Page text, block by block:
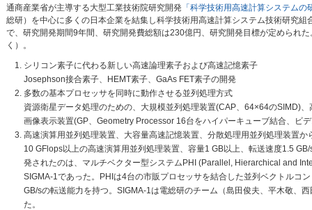
通商産業省が主導する大型工業技術院研究開発 「科学技術用高速計算システムの
総研）を中心に多くの日本企業を結集し科学技術用高速計算システム技術研究
で、研究開発期間9年間、研究開発費総額は230億円、研究開発目標が定められ
く）。
シリコン素子に代わる新しい高速論理素子および高速記憶素子
Josephson接合素子、HEMT素子、GaAs FET素子の開発
多数の基本プロセッサを同時に動作させる並列処理方式
資源衛星データ処理のための、大規模並列処理装置(CAP、64×64のSIMD)
画像表示装置(GP、Geometry Processor 16台をハイパーキューブ結合、ビ
高速演算用並列処理装置、大容量高速記憶装置、分散処理用並列処理装置か
10 GFlops以上の高速演算用並列処理装置、容量1 GB以上、転送速度1.5
発されたのは、マルチベクター型システムPHI (Parallel, Hierarchical and
SIGMA-1であった。PHIは4台の市販プロセッサを結合した並列ベクトルコ
GB/sの転送能力を持つ。SIGMA-1は電総研のチーム（島田俊夫、平木敬、
た。